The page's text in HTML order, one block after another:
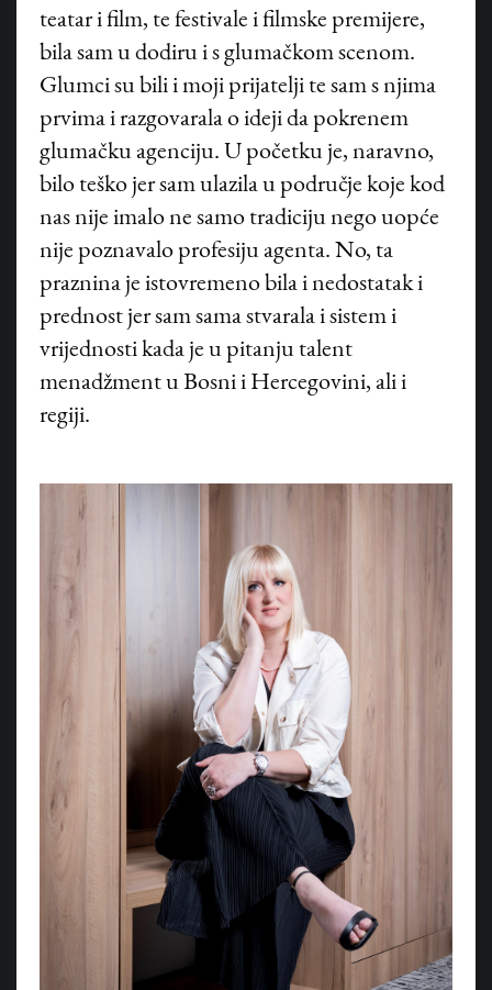
teatar i film, te festivale i filmske premijere,
bila sam u dodiru i s glumačkom scenom.
Glumci su bili i moji prijatelji te sam s njima
prvima i razgovarala o ideji da pokrenem
glumačku agenciju. U početku je, naravno,
bilo teško jer sam ulazila u područje koje kod
nas nije imalo ne samo tradiciju nego uopće
nije poznavalo profesiju agenta. No, ta
praznina je istovremeno bila i nedostatak i
prednost jer sam sama stvarala i sistem i
vrijednosti kada je u pitanju talent
menadžment u Bosni i Hercegovini, ali i
regiji.